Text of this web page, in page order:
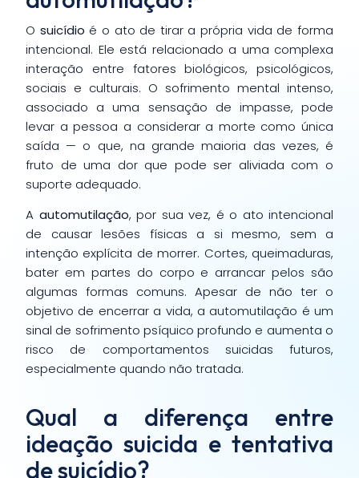
O suicídio é o ato de tirar a própria vida de forma
intencional. Ele está relacionado a uma complexa
interação entre fatores biológicos, psicológicos,
sociais e culturais. O sofrimento mental intenso,
associado a uma sensação de impasse, pode
levar a pessoa a considerar a morte como única
saída — o que, na grande maioria das vezes, é
fruto de uma dor que pode ser aliviada com o
suporte adequado.
A automutilação, por sua vez, é o ato intencional
de causar lesões físicas a si mesmo, sem a
intenção explícita de morrer. Cortes, queimaduras,
bater em partes do corpo e arrancar pelos são
algumas formas comuns. Apesar de não ter o
objetivo de encerrar a vida, a automutilação é um
sinal de sofrimento psíquico profundo e aumenta o
risco de comportamentos suicidas futuros,
especialmente quando não tratada.
Qual a diferença entre
ideação suicida e tentativa
de suicídio?